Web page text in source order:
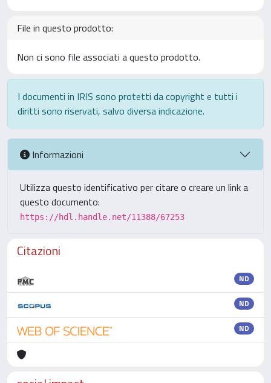
File in questo prodotto:
Non ci sono file associati a questo prodotto.
I documenti in IRIS sono protetti da copyright e tutti i
diritti sono riservati, salvo diversa indicazione.
Informazioni
Utilizza questo identificativo per citare o creare un link a
questo documento:
https://hdl.handle.net/11388/67253
Citazioni
ND
ND
ND